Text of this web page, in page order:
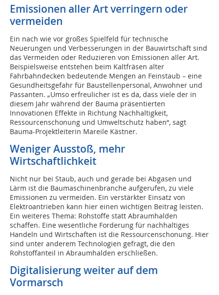
Emissionen aller Art verringern oder
vermeiden
Ein nach wie vor großes Spielfeld für technische
Neuerungen und Verbesserungen in der Bauwirtschaft sind
das Vermeiden oder Reduzieren von Emissionen aller Art.
Beispielsweise entstehen beim Kaltfräsen alter
Fahrbahndecken bedeutende Mengen an Feinstaub – eine
Gesundheitsgefahr für Baustellenpersonal, Anwohner und
Passanten. „Umso erfreulicher ist es da, dass viele der in
diesem Jahr während der Bauma präsentierten
Innovationen Effekte in Richtung Nachhaltigkeit,
Ressourcenschonung und Umweltschutz haben“, sagt
Bauma-Projektleiterin Mareile Kästner.
Weniger Ausstoß, mehr
Wirtschaftlichkeit
Nicht nur bei Staub, auch und gerade bei Abgasen und
Lärm ist die Baumaschinenbranche aufgerufen, zu viele
Emissionen zu vermeiden. Ein verstärkter Einsatz von
Elektroantrieben kann hier einen wichtigen Beitrag leisten.
Ein weiteres Thema: Rohstoffe statt Abraumhalden
schaffen. Eine wesentliche Forderung für nachhaltiges
Handeln und Wirtschaften ist die Ressourcenschonung. Hier
sind unter anderem Technologien gefragt, die den
Rohstoffanteil in Abraumhalden erschließen.
Digitalisierung weiter auf dem
Vormarsch